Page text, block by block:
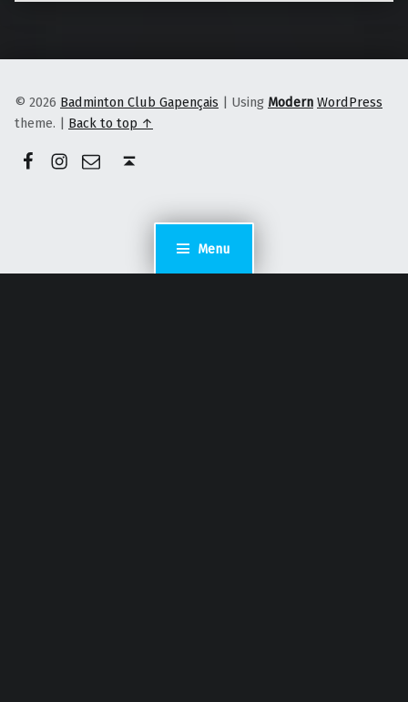
Menu
© 2026 Badminton Club Gapençais | Using Modern WordPress
theme. | Back to top ↑